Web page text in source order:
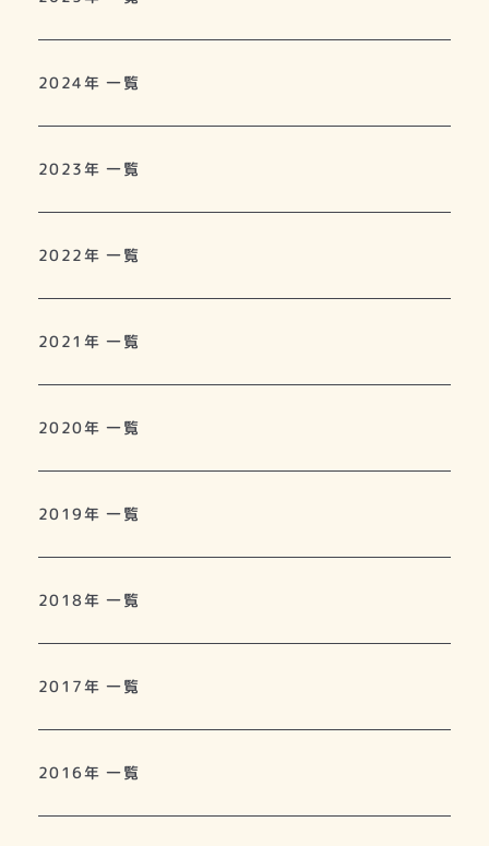
2024年 一覧
2023年 一覧
2022年 一覧
2021年 一覧
2020年 一覧
2019年 一覧
2018年 一覧
2017年 一覧
2016年 一覧